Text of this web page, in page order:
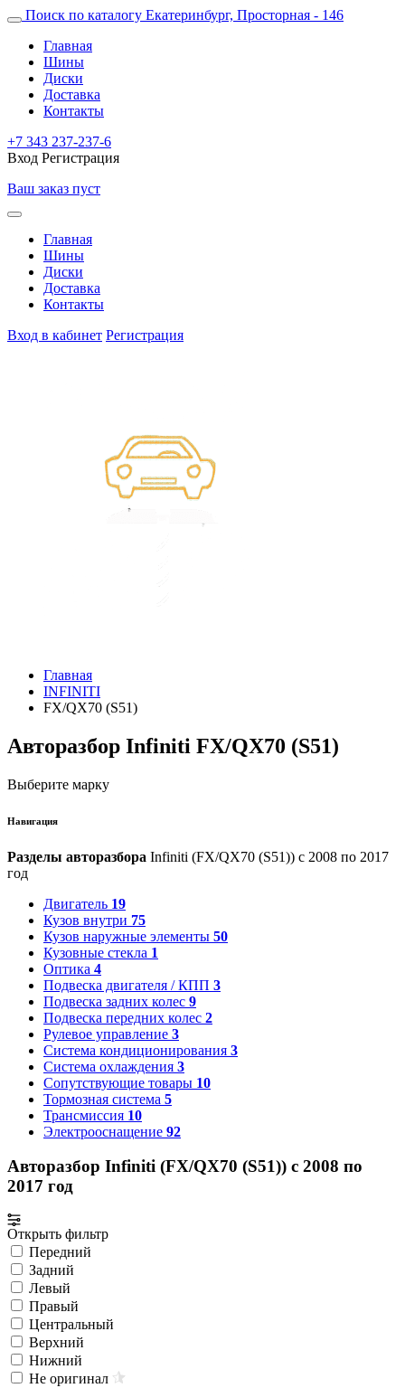
Поиск по каталогу Екатеринбург, Просторная - 146
Главная
Шины
Диски
Доставка
Контакты
+7 343 237-237-6
Вход Регистрация
Ваш заказ пуст
Главная
Шины
Диски
Доставка
Контакты
Вход в кабинет Регистрация
Главная
INFINITI
FX/QX70 (S51)
Авторазбор Infiniti FX/QX70 (S51)
Выберите марку
Навигация
Разделы авторазбора Infiniti (FX/QX70 (S51)) с 2008 по 2017
год
Двигатель 19
Кузов внутри 75
Кузов наружные элементы 50
Кузовные стекла 1
Оптика 4
Подвеска двигателя / КПП 3
Подвеска задних колес 9
Подвеска передних колес 2
Рулевое управление 3
Система кондиционирования 3
Система охлаждения 3
Сопутствующие товары 10
Тормозная система 5
Трансмиссия 10
Электрооснащение 92
Авторазбор Infiniti (FX/QX70 (S51)) с 2008 по
2017 год
Открыть фильтр
Передний
Задний
Левый
Правый
Центральный
Верхний
Нижний
Не оригинал